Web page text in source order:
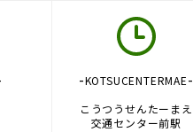
-KOTSUCENTERMAE-
こうつうせんたーまえ
交通センター前駅